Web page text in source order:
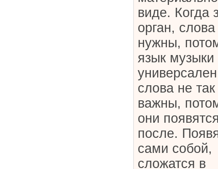
виде. Когда
орган,
нужны,
язык музыки
слова не
важны,
они
после.
сами собой,
сложатся в